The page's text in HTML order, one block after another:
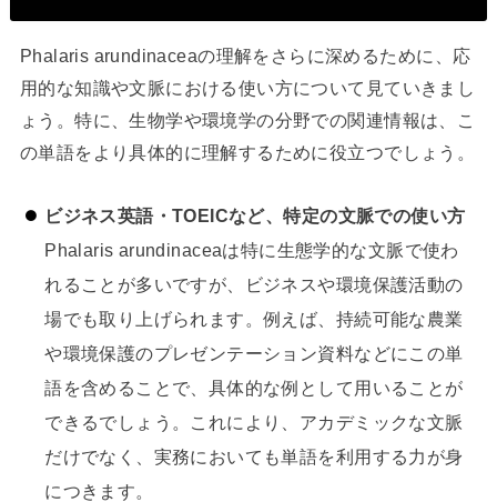
Phalaris arundinaceaの理解をさらに深めるために、応
用的な知識や文脈における使い方について見ていきまし
ょう。特に、生物学や環境学の分野での関連情報は、こ
の単語をより具体的に理解するために役立つでしょう。
ビジネス英語・TOEICなど、特定の文脈での使い方
Phalaris arundinaceaは特に生態学的な文脈で使わ
れることが多いですが、ビジネスや環境保護活動の
場でも取り上げられます。例えば、持続可能な農業
や環境保護のプレゼンテーション資料などにこの単
語を含めることで、具体的な例として用いることが
できるでしょう。これにより、アカデミックな文脈
だけでなく、実務においても単語を利用する力が身
につきます。